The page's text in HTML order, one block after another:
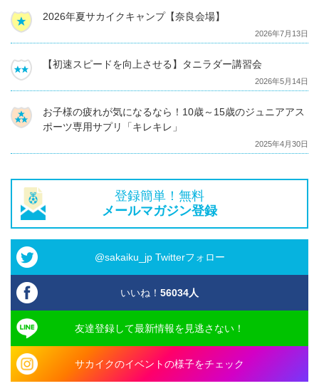
2026年夏サカイクキャンプ【奈良会場】
2026年7月13日
【初速スピードを向上させる】タニラダー講習会
2026年5月14日
お子様の疲れが気になるなら！10歳～15歳のジュニアアス
ポーツ専用サプリ「キレキレ」
2025年4月30日
登録簡単！無料
メールマガジン登録
@sakaiku_jp Twitterフォロー
いいね！ 56034人
友達登録して最新情報を見逃さない！
サカイクのイベントの様子をチェック